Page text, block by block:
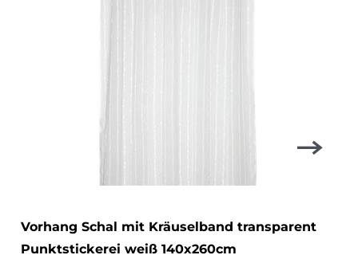
Vorhang Schal mit Kräuselband transparent
Punktstickerei weiß 140x260cm